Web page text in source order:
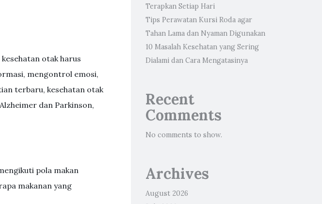
otak harus
mengontrol emosi,
terbaru, kesehatan otak
dan Parkinson,
pola makan
makanan yang
Terapkan Setiap Hari
Tips Perawatan Kursi Roda agar
Tahan Lama dan Nyaman Digunakan
10 Masalah Kesehatan yang Sering
Dialami dan Cara Mengatasinya
Recent
Comments
No comments to show.
Archives
August 2026